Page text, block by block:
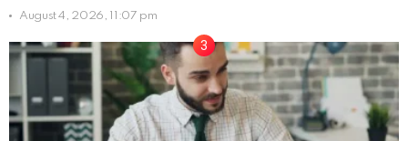
August 4, 2026, 11:07 pm